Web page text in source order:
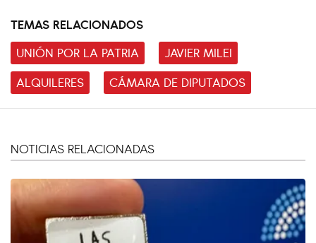
TEMAS RELACIONADOS
UNIÓN POR LA PATRIA
JAVIER MILEI
ALQUILERES
CÁMARA DE DIPUTADOS
NOTICIAS RELACIONADAS